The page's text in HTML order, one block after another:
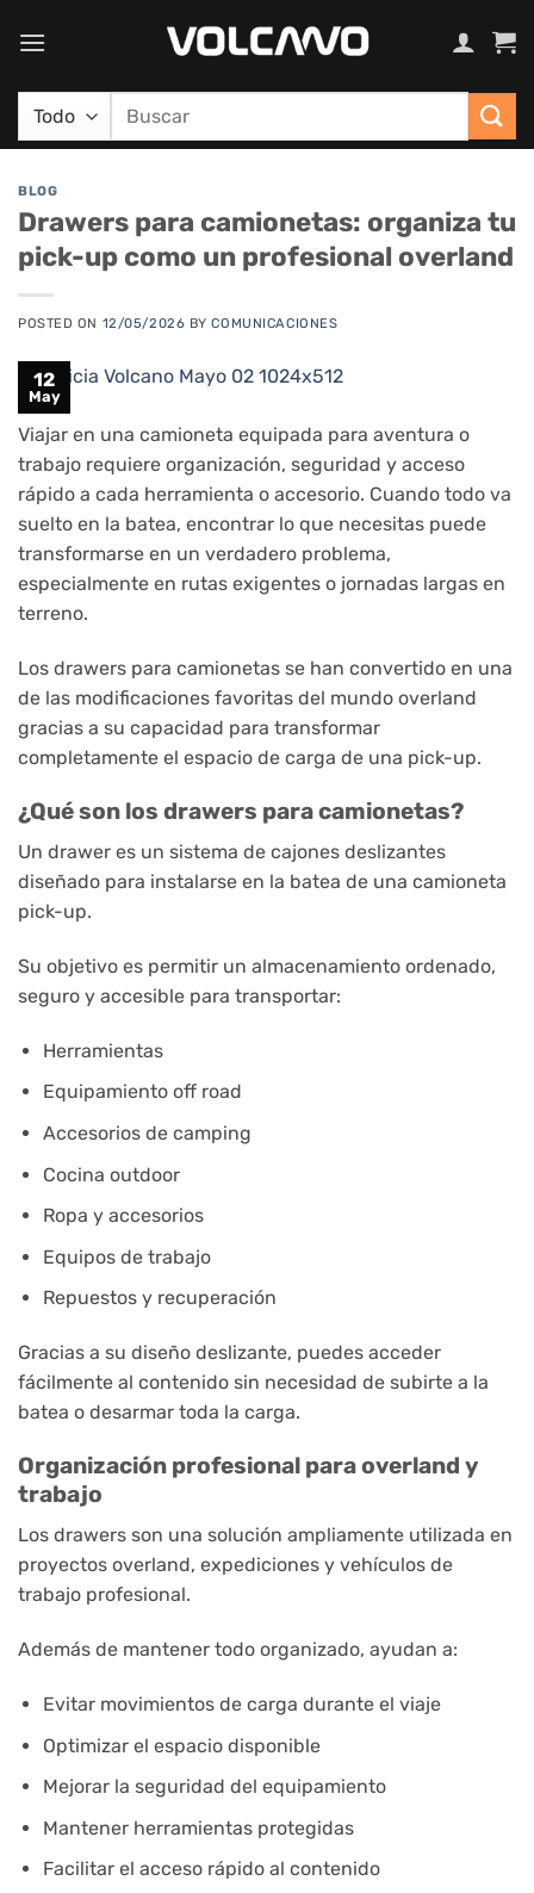
Buscar
BLOG
Drawers para camionetas: organiza tu
pick-up como un profesional overland
POSTED ON 12/05/2026 BYCOMUNICACIONES
12
May
Viajar en una camioneta equipada para aventura o
trabajo requiere organización, seguridad y acceso
rápido a cada herramienta o accesorio. Cuando todo va
suelto en la batea, encontrar lo que necesitas puede
transformarse en un verdadero problema,
especialmente en rutas exigentes o jornadas largas en
terreno.
Los drawers para camionetas se han convertido en una
de las modificaciones favoritas del mundo overland
gracias a su capacidad para transformar
completamente el espacio de carga de una pick-up.
¿Qué son los drawers para camionetas?
Un drawer es un sistema de cajones deslizantes
diseñado para instalarse en la batea de una camioneta
pick-up.
Su objetivo es permitir un almacenamiento ordenado,
seguro y accesible para transportar:
Herramientas
Equipamiento off road
Accesorios de camping
Cocina outdoor
Ropa y accesorios
Equipos de trabajo
Repuestos y recuperación
Gracias a su diseño deslizante, puedes acceder
fácilmente al contenido sin necesidad de subirte a la
batea o desarmar toda la carga.
Organización profesional para overland y
trabajo
Los drawers son una solución ampliamente utilizada en
proyectos overland, expediciones y vehículos de
trabajo profesional.
Además de mantener todo organizado, ayudan a:
Evitar movimientos de carga durante el viaje
Optimizar el espacio disponible
Mejorar la seguridad del equipamiento
Mantener herramientas protegidas
Facilitar el acceso rápido al contenido